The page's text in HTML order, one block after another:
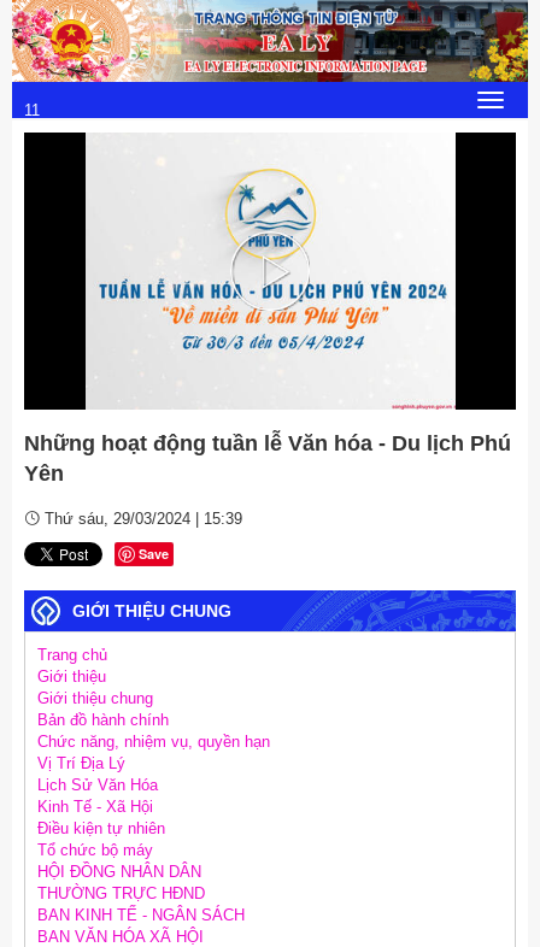
Thứ 7, 8/8/2026
4
:
11
Toggle
Play
Những hoạt động tuần lễ Văn hóa - Du lịch Phú
Yên
Thứ sáu, 29/03/2024 | 15:39
Save
GIỚI THIỆU CHUNG
Trang chủ
Giới thiệu
Giới thiệu chung
Bản đồ hành chính
Chức năng, nhiệm vụ, quyền hạn
Vị Trí Địa Lý
Lịch Sử Văn Hóa
Kinh Tế - Xã Hội
Điều kiện tự nhiên
Tổ chức bộ máy
HỘI ĐỒNG NHÂN DÂN
THƯỜNG TRỰC HĐND
BAN KINH TẾ - NGÂN SÁCH
BAN VĂN HÓA XÃ HỘI